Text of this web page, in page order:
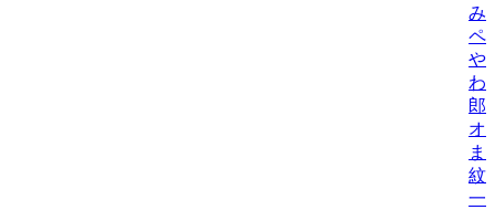
み/
ペ/
や
わ
郎
オ
ま
紋/
一